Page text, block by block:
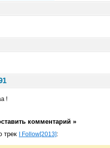
!
комментарий »
трек
I Follow[2013]: